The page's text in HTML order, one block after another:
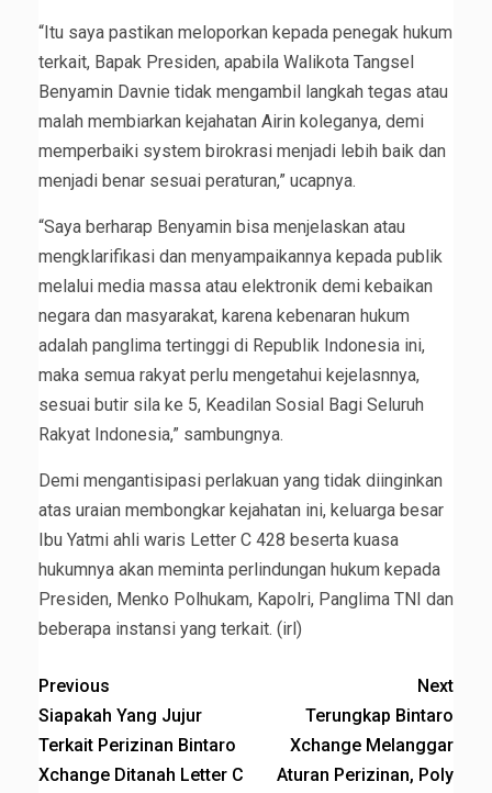
“Itu saya pastikan meloporkan kepada penegak hukum
terkait, Bapak Presiden, apabila Walikota Tangsel
Benyamin Davnie tidak mengambil langkah tegas atau
malah membiarkan kejahatan Airin koleganya, demi
memperbaiki system birokrasi menjadi lebih baik dan
menjadi benar sesuai peraturan,” ucapnya.
“Saya berharap Benyamin bisa menjelaskan atau
mengklarifikasi dan menyampaikannya kepada publik
melalui media massa atau elektronik demi kebaikan
negara dan masyarakat, karena kebenaran hukum
adalah panglima tertinggi di Republik Indonesia ini,
maka semua rakyat perlu mengetahui kejelasnnya,
sesuai butir sila ke 5, Keadilan Sosial Bagi Seluruh
Rakyat Indonesia,” sambungnya.
Demi mengantisipasi perlakuan yang tidak diinginkan
atas uraian membongkar kejahatan ini, keluarga besar
Ibu Yatmi ahli waris Letter C 428 beserta kuasa
hukumnya akan meminta perlindungan hukum kepada
Presiden, Menko Polhukam, Kapolri, Panglima TNI dan
beberapa instansi yang terkait. (irl)
Previous
Siapakah Yang Jujur
Terkait Perizinan Bintaro
Xchange Ditanah Letter C
Next
Terungkap Bintaro
Xchange Melanggar
Aturan Perizinan, Poly